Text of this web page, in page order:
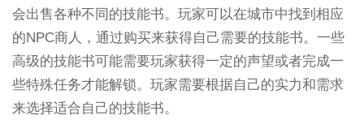
会出售各种不同的技能书。玩家可以在城市中找到相应
的NPC商人，通过购买来获得自己需要的技能书。一些
高级的技能书可能需要玩家获得一定的声望或者完成一
些特殊任务才能解锁。玩家需要根据自己的实力和需求
来选择适合自己的技能书。